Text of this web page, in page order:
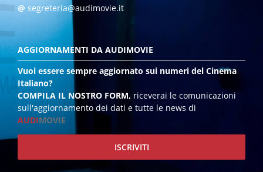
@ segreteria@audimovie.it
AGGIORNAMENTI DA AUDIMOVIE
Vuoi essere sempre aggiornato sui numeri del Cinema
Italiano?
COMPILA IL NOSTRO FORM, riceverai le comunicazioni
sull'aggiornamento dei dati e tutte le news di
AUDIMOVIE
ISCRIVITI